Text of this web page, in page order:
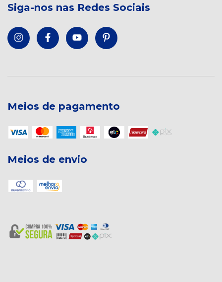
Siga-nos nas Redes Sociais
Meios de pagamento
Meios de envio